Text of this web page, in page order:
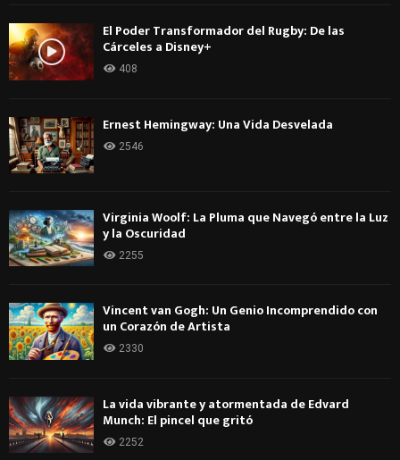
El Poder Transformador del Rugby: De las
Cárceles a Disney+
408
Ernest Hemingway: Una Vida Desvelada
2546
Virginia Woolf: La Pluma que Navegó entre la Luz
y la Oscuridad
2255
Vincent van Gogh: Un Genio Incomprendido con
un Corazón de Artista
2330
La vida vibrante y atormentada de Edvard
Munch: El pincel que gritó
2252